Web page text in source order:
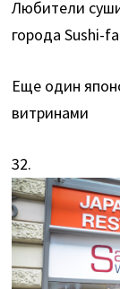
Любители
города Sushi-
Еще один
витринами
32.